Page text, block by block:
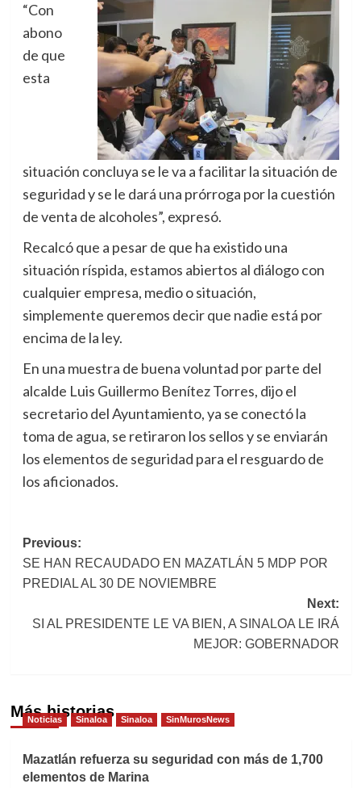
“Con
abono
de que
esta
situación concluya se le va a facilitar la situación de
seguridad y se le dará una prórroga por la cuestión
de venta de alcoholes”, expresó.
Recalcó que a pesar de que ha existido una
situación ríspida, estamos abiertos al diálogo con
cualquier empresa, medio o situación,
simplemente queremos decir que nadie está por
encima de la ley.
En una muestra de buena voluntad por parte del
alcalde Luis Guillermo Benítez Torres, dijo el
secretario del Ayuntamiento, ya se conectó la
toma de agua, se retiraron los sellos y se enviarán
los elementos de seguridad para el resguardo de
los aficionados.
Post
navigation
Previous:
SE HAN RECAUDADO EN MAZATLÁN 5 MDP POR
PREDIAL AL 30 DE NOVIEMBRE
Next:
SI AL PRESIDENTE LE VA BIEN, A SINALOA LE IRÁ
MEJOR: GOBERNADOR
Más historias
Noticias Sinaloa Sinaloa SinMurosNews
Mazatlán refuerza su seguridad con más de 1,700
elementos de Marina